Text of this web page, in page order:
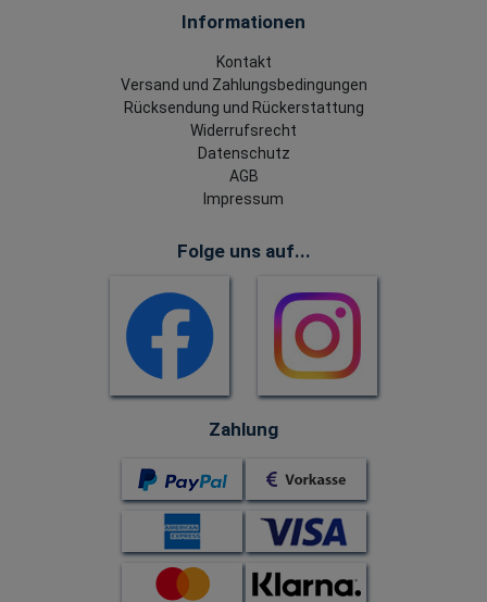
Informationen
Kontakt
Versand und Zahlungsbedingungen
Rücksendung und Rückerstattung
Widerrufsrecht
Datenschutz
AGB
Impressum
Folge uns auf...
Zahlung